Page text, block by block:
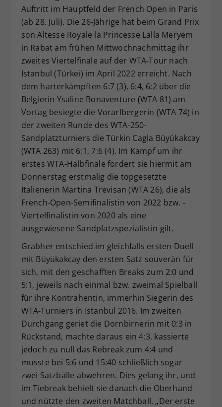
Auftritt im Hauptfeld der French Open in Paris
(ab 28. Juli). Die 26-Jährige hat beim Grand Prix
son Altesse Royale la Princesse Lalla Meryem
in Rabat am frühen Mittwochnachmittag ihr
zweites Viertelfinale auf der WTA-Tour nach
Istanbul (Türkei) im April 2022 erreicht. Nach
dem harterkämpften 6:7 (3), 6:4, 6:2 über die
Belgierin Ysaline Bonaventure (WTA 81) am
Vortag besiegte die Vorarlbergerin (WTA 74) in
der zweiten Runde des WTA-250-
Sandplatzturniers die Türkin Cagla Büyükakcay
(WTA 263) mit 6:1, 7:6 (4). Im Kampf um ihr
erstes WTA-Halbfinale fordert sie hiermit am
Donnerstag erstmalig die topgesetzte
Italienerin Martina Trevisan (WTA 26), die als
French-Open-Semifinalistin von 2022 bzw. -
Viertelfinalistin von 2020 als eine
ausgewiesene Sandplatzspezialistin gilt.
Grabher entschied im gleichfalls ersten Duell
mit Büyükakcay den ersten Satz souverän für
sich, mit den geschafften Breaks zum 2:0 und
5:1, jeweils nach einmal bzw. zweimal Spielball
für ihre Kontrahentin, immerhin Siegerin des
WTA-Turniers in Istanbul 2016. Im zweiten
Durchgang geriet die Dornbirnerin mit 0:3 in
Rückstand, machte daraus ein 4:3, kassierte
jedoch zu null das Rebreak zum 4:4 und
musste bei 5:6 und 15:40 schließlich sogar
zwei Satzbälle abwehren. Dies gelang ihr, und
im Tiebreak behielt sie danach die Oberhand
und nützte den zweiten Matchball. „Der erste
Zweck
Dieser Wert speichert Ihre Consent-
Einstellungen. Unter anderem eine
zufällig generierte ID, für die
historische Speicherung Ihrer
vorgenommen Einstellungen, falls der
Webseiten-Betreiber dies eingestellt
hat.